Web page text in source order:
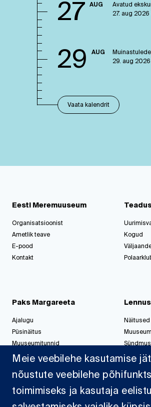
27 AUG
Avatud
27. aug 2026
29 AUG
29. aug
Vaata kalendrit
Eesti Meremuuseum
Organisatsioonist
Ametlik teave
E-pood
Kontakt
Kogud
Paks Margareeta
Ajalugu
Püsinäitus
Muuseumitunnid
Korralda üritus
Näitused
Korralda
Meie veebilehe kasutamise
nõustute veebilehe
toimimiseks ja kasutaja